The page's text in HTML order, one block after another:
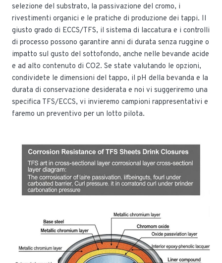
selezione del substrato, la passivazione del cromo, i
rivestimenti organici e le pratiche di produzione dei tappi. Il
giusto grado di ECCS/TFS, il sistema di laccatura e i controlli
di processo possono garantire anni di durata senza ruggine o
impatto sul gusto del sottofondo, anche nelle bevande acide
e ad alto contenuto di CO2. Se state valutando le opzioni,
condividete le dimensioni del tappo, il pH della bevanda e la
durata di conservazione desiderata e noi vi suggeriremo una
specifica TFS/ECCS, vi invieremo campioni rappresentativi e
faremo un preventivo per un lotto pilota.